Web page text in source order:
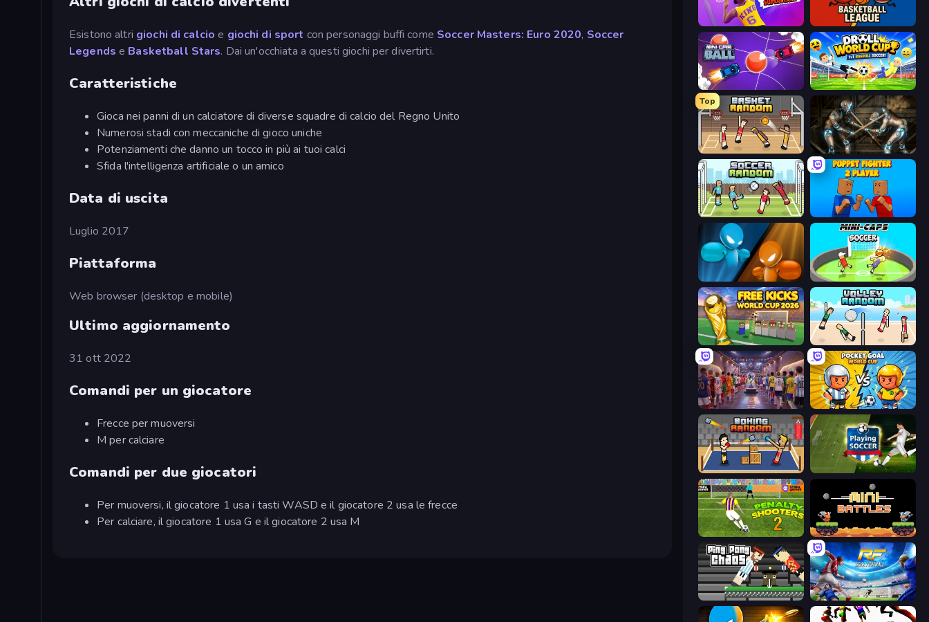
Esistono altri giochi di calcio e giochi di sport con personaggi buffi come Soccer Masters: Euro 2020, Soccer
Legends e Basketball Stars. Dai un'occhiata a questi giochi per divertirti.
Caratteristiche
Gioca nei panni di un calciatore di diverse squadre di calcio del Regno Unito
Numerosi stadi con meccaniche di gioco uniche
Potenziamenti che danno un tocco in più ai tuoi calci
Sfida l'intelligenza artificiale o un amico
Data di uscita
Luglio 2017
Piattaforma
Web browser (desktop e mobile)
Ultimo aggiornamento
31 ott 2022
Comandi per un giocatore
Frecce per muoversi
M per calciare
Comandi per due giocatori
Per muoversi, il giocatore 1 usa i tasti WASD e il giocatore 2 usa le frecce
Per calciare, il giocatore 1 usa G e il giocatore 2 usa M
Basketball Superstars Basketball League
Mini Car Ball Droll World Cup
Top
Basket Random Striker Dummies
Soccer Random Puppet Fighter 2 Player
Drunken Boxing Mini-Caps: Soccer
Free Kicks World Cup 2026 Volley Random
CG FC 26 Pocket Goal: World Cup
Boxing Random Playing Soccer
Penalty Shooters 2 12 MiniBattles
Ping Pong Chaos Real Football